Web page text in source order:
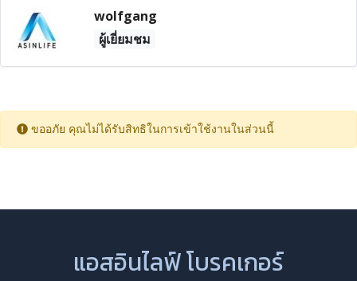
wolfgang
ผู้เยี่ยมชม
ขออภัย คุณไม่ได้รับสิทธิในการเข้าใช้งานในส่วนนี้
แอสอินไลฟ์ โบรคเกอร์